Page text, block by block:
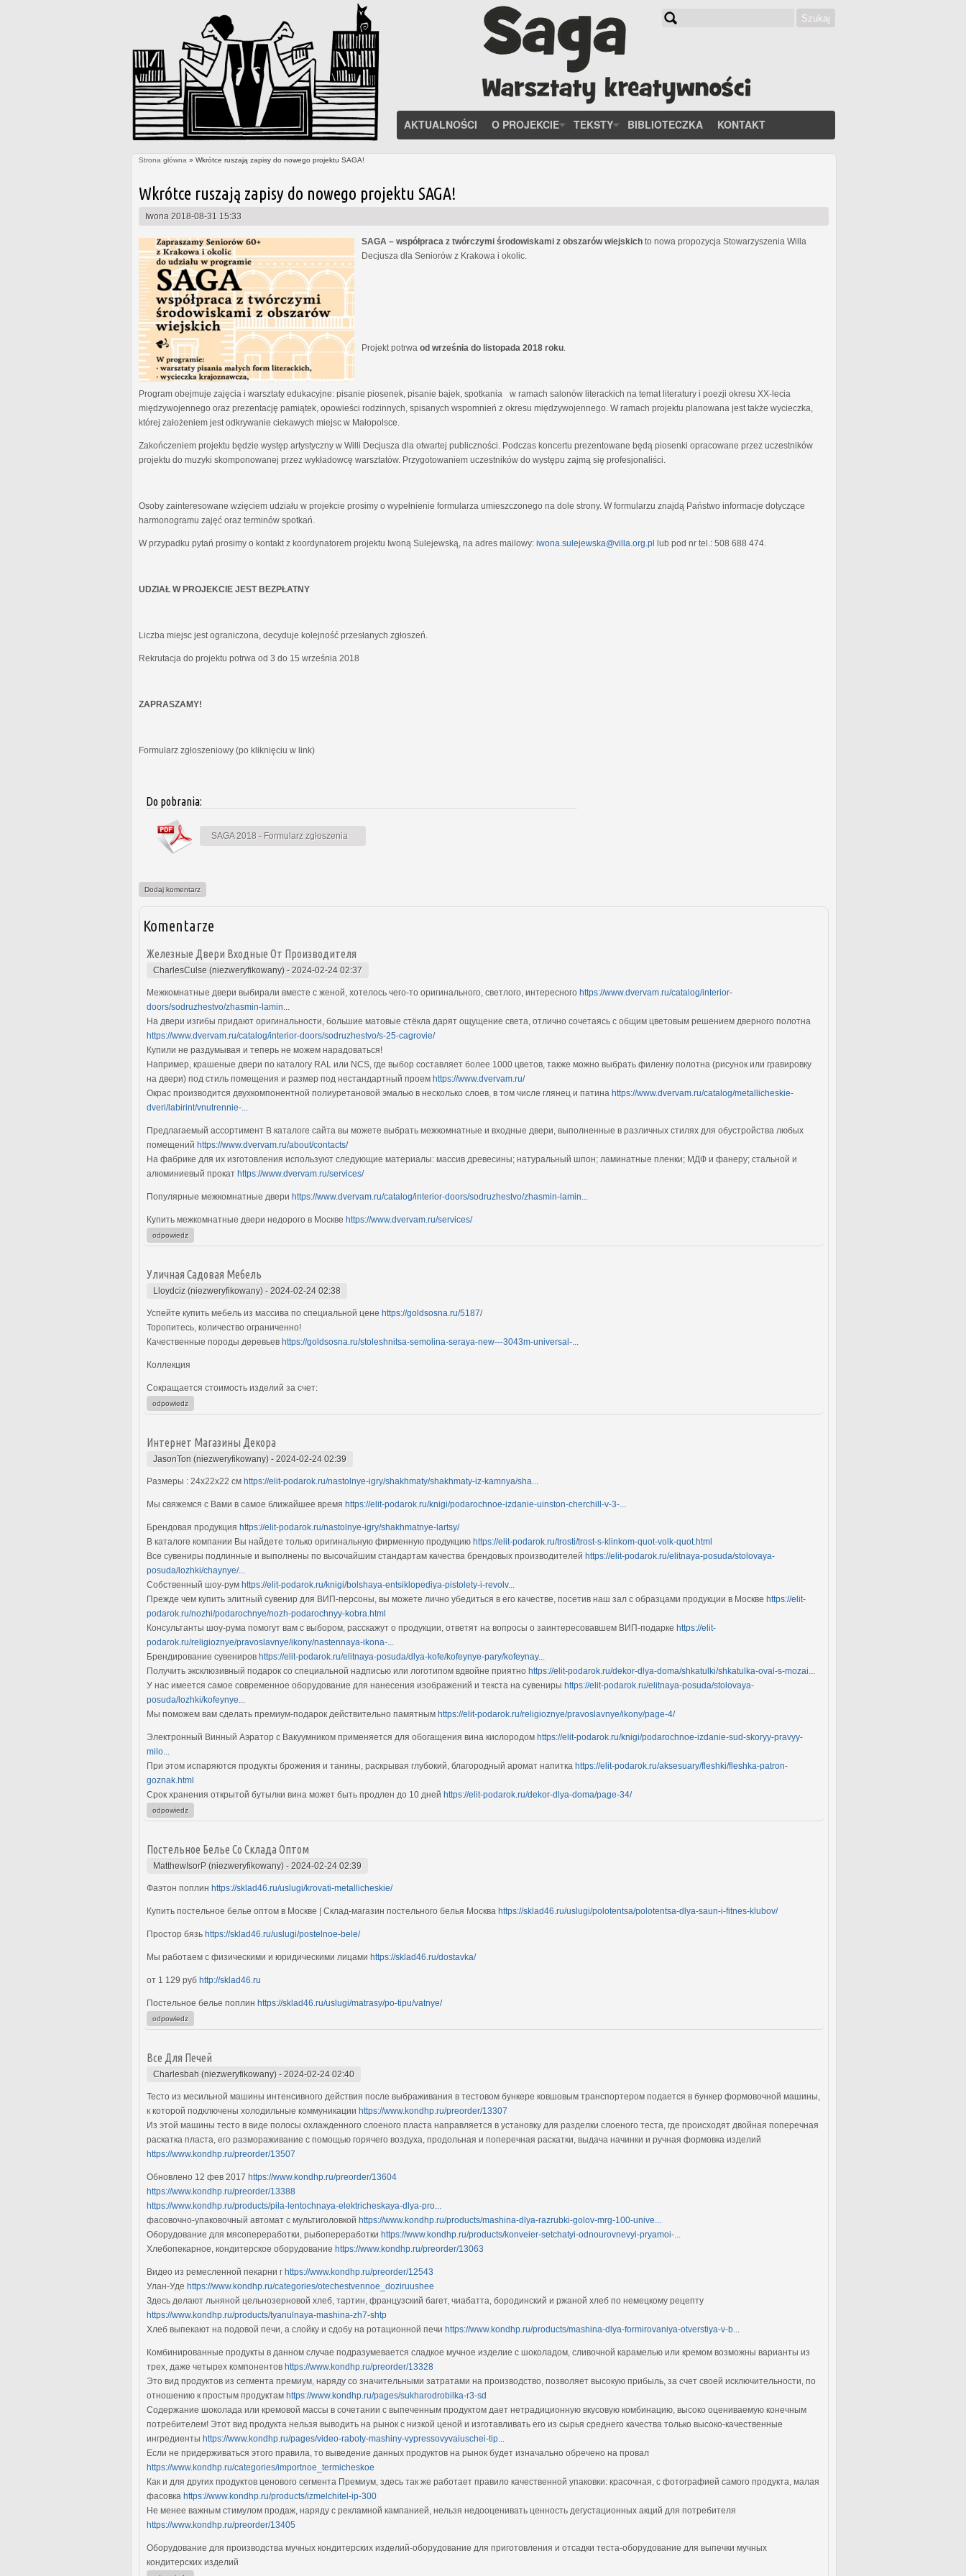
Szukaj
AKTUALNOŚCI O PROJEKCIE TEKSTY BIBLIOTECZKA KONTAKT
Strona główna » Wkrótce ruszają zapisy do nowego projektu SAGA!
Wkrótce ruszają zapisy do nowego projektu SAGA!
Iwona 2018-08-31 15:33
SAGA – współpraca z twórczymi środowiskami z obszarów wiejskich to nowa propozycja Stowarzyszenia Willa
Decjusza dla Seniorów z Krakowa i okolic.
Projekt potrwa od września do listopada 2018 roku
Program obejmuje zajęcia i warsztaty edukacyjne: pisanie piosenek, pisanie bajek, spotkania w ramach salonów literackich na temat literatury i poezji okresu XX-lecia
międzywojennego oraz prezentację pamiątek, opowieści rodzinnych, spisanych wspomnień z okresu międzywojennego. W ramach projektu planowana jest także wycieczka,
której założeniem jest odkrywanie ciekawych miejsc w Małopolsce.
Zakończeniem projektu będzie występ artystyczny w Willi Decjusza dla otwartej publiczności. Podczas koncertu prezentowane będą piosenki opracowane przez uczestników
projektu do muzyki skomponowanej przez wykładowcę warsztatów. Przygotowaniem uczestników do występu zajmą się profesjonaliści.
Osoby zainteresowane wzięciem udziału w projekcie prosimy o wypełnienie formularza umieszczonego na dole strony. W formularzu znajdą Państwo informacje dotyczące
harmonogramu zajęć oraz terminów spotkań.
W przypadku pytań prosimy o kontakt z koordynatorem projektu Iwoną Sulejewską, na adres mailowy: iwona.sulejewska@villa.org.pl lub pod nr tel.: 508 688 474.
UDZIAŁ W PROJEKCIE JEST BEZPŁATNY
Liczba miejsc jest ograniczona, decyduje kolejność przesłanych zgłoszeń.
Rekrutacja do projektu potrwa od 3 do 15 września 2018
ZAPRASZAMY!
Formularz zgłoszeniowy (po kliknięciu w link)
Do pobrania:
SAGA 2018 - Formularz zgłoszenia
Dodaj komentarz
Komentarze
Железные Двери Входные От Производителя
CharlesCulse (niezweryfikowany) - 2024-02-24 02:37
Межкомнатные двери выбирали вместе с женой, хотелось чего-то оригинального, светлого, интересного https://www.dvervam.ru/catalog/interior-
doors/sodruzhestvo/zhasmin-lamin...
На двери изгибы придают оригинальности, большие матовые стёкла дарят ощущение света, отлично сочетаясь с общим цветовым решением дверного полотна
https://www.dvervam.ru/catalog/interior-doors/sodruzhestvo/s-25-cagrovie/
Купили не раздумывая и теперь не можем нарадоваться!
Например, крашеные двери по каталогу RAL или NCS, где выбор составляет более 1000 цветов, также можно выбрать филенку полотна (рисунок или гравировку
на двери) под стиль помещения и размер под нестандартный проем https://www.dvervam.ru/
Окрас производится двухкомпонентной полиуретановой эмалью в несколько слоев, в том числе глянец и патина https://www.dvervam.ru/catalog/metallicheskie-
dveri/labirint/vnutrennie-...
Предлагаемый ассортимент В каталоге сайта вы можете выбрать межкомнатные и входные двери, выполненные в различных стилях для обустройства любых
помещений https://www.dvervam.ru/about/contacts/
На фабрике для их изготовления используют следующие материалы: массив древесины; натуральный шпон; ламинатные пленки; МДФ и фанеру; стальной и
алюминиевый прокат https://www.dvervam.ru/services/
Популярные межкомнатные двери https://www.dvervam.ru/catalog/interior-doors/sodruzhestvo/zhasmin-lamin...
Купить межкомнатные двери недорого в Москве https://www.dvervam.ru/services/
odpowiedz
Уличная Садовая Мебель
Lloydciz (niezweryfikowany) - 2024-02-24 02:38
Успейте купить мебель из массива по специальной цене https://goldsosna.ru/5187/
Торопитесь, количество ограниченно!
Качественные породы деревьев https://goldsosna.ru/stoleshnitsa-semolina-seraya-new---3043m-universal-...
Коллекция
Сокращается стоимость изделий за счет:
odpowiedz
Интернет Магазины Декора
JasonTon (niezweryfikowany) - 2024-02-24 02:39
Размеры : 24х22х22 см https://elit-podarok.ru/nastolnye-igry/shakhmaty/shakhmaty-iz-kamnya/sha...
Мы свяжемся с Вами в самое ближайшее время https://elit-podarok.ru/knigi/podarochnoe-izdanie-uinston-cherchill-v-3-...
Брендовая продукция https://elit-podarok.ru/nastolnye-igry/shakhmatnye-lartsy/
В каталоге компании Вы найдете только оригинальную фирменную продукцию https://elit-podarok.ru/trosti/trost-s-klinkom-quot-volk-quot.html
Все сувениры подлинные и выполнены по высочайшим стандартам качества брендовых производителей https://elit-podarok.ru/elitnaya-posuda/stolovaya-
posuda/lozhki/chaynye/...
Собственный шоу-рум https://elit-podarok.ru/knigi/bolshaya-entsiklopediya-pistolety-i-revolv...
Прежде чем купить элитный сувенир для ВИП-персоны, вы можете лично убедиться в его качестве, посетив наш зал с образцами продукции в Москве https://elit-
podarok.ru/nozhi/podarochnye/nozh-podarochnyy-kobra.html
Консультанты шоу-рума помогут вам с выбором, расскажут о продукции, ответят на вопросы о заинтересовавшем ВИП-подарке https://elit-
podarok.ru/religioznye/pravoslavnye/ikony/nastennaya-ikona-...
Брендирование сувениров https://elit-podarok.ru/elitnaya-posuda/dlya-kofe/kofeynye-pary/kofeynay...
Получить эксклюзивный подарок со специальной надписью или логотипом вдвойне приятно https://elit-podarok.ru/dekor-dlya-doma/shkatulki/shkatulka-oval-s-mozai...
У нас имеется самое современное оборудование для нанесения изображений и текста на сувениры https://elit-podarok.ru/elitnaya-posuda/stolovaya-
posuda/lozhki/kofeynye...
Мы поможем вам сделать премиум-подарок действительно памятным https://elit-podarok.ru/religioznye/pravoslavnye/ikony/page-4/
Электронный Винный Аэратор с Вакуумником применяется для обогащения вина кислородом https://elit-podarok.ru/knigi/podarochnoe-izdanie-sud-skoryy-pravyy-
milo...
При этом испаряются продукты брожения и танины, раскрывая глубокий, благородный аромат напитка https://elit-podarok.ru/aksesuary/fleshki/fleshka-patron-
goznak.html
Срок хранения открытой бутылки вина может быть продлен до 10 дней https://elit-podarok.ru/dekor-dlya-doma/page-34/
odpowiedz
Постельное Белье Со Склада Оптом
MatthewIsorP (niezweryfikowany) - 2024-02-24 02:39
Фаэтон поплин https://sklad46.ru/uslugi/krovati-metallicheskie/
Купить постельное белье оптом в Москве | Склад-магазин постельного белья Москва https://sklad46.ru/uslugi/polotentsa/polotentsa-dlya-saun-i-fitnes-klubov/
Простор бязь https://sklad46.ru/uslugi/postelnoe-bele/
Мы работаем с физическими и юридическими лицами https://sklad46.ru/dostavka/
от 1 129 руб http://sklad46.ru
Постельное белье поплин https://sklad46.ru/uslugi/matrasy/po-tipu/vatnye/
odpowiedz
Все Для Печей
Charlesbah (niezweryfikowany) - 2024-02-24 02:40
Тесто из месильной машины интенсивного действия после выбраживания в тестовом бункере ковшовым транспортером подается в бункер формовочной машины,
к которой подключены холодильные коммуникации https://www.kondhp.ru/preorder/13307
Из этой машины тесто в виде полосы охлажденного слоеного пласта направляется в установку для разделки слоеного теста, где происходят двойная поперечная
раскатка пласта, его размораживание с помощью горячего воздуха, продольная и поперечная раскатки, выдача начинки и ручная формовка изделий
https://www.kondhp.ru/preorder/13507
Обновлено 12 фев 2017 https://www.kondhp.ru/preorder/13604
https://www.kondhp.ru/preorder/13388
https://www.kondhp.ru/products/pila-lentochnaya-elektricheskaya-dlya-pro...
фасовочно-упаковочный автомат с мультиголовкой https://www.kondhp.ru/products/mashina-dlya-razrubki-golov-mrg-100-unive...
Оборудование для мясопереработки, рыбопереработки https://www.kondhp.ru/products/konveier-setchatyi-odnourovnevyi-pryamoi-...
Хлебопекарное, кондитерское оборудование https://www.kondhp.ru/preorder/13063
Видео из ремесленной пекарни г https://www.kondhp.ru/preorder/12543
Улан-Уде https://www.kondhp.ru/categories/otechestvennoe_doziruushee
Здесь делают льняной цельнозерновой хлеб, тартин, французский багет, чиабатта, бородинский и ржаной хлеб по немецкому рецепту
https://www.kondhp.ru/products/tyanulnaya-mashina-zh7-shtp
Хлеб выпекают на подовой печи, а слойку и сдобу на ротационной печи https://www.kondhp.ru/products/mashina-dlya-formirovaniya-otverstiya-v-b...
Комбинированные продукты в данном случае подразумевается сладкое мучное изделие с шоколадом, сливочной карамелью или кремом возможны варианты из
трех, даже четырех компонентов https://www.kondhp.ru/preorder/13328
Это вид продуктов из сегмента премиум, наряду со значительными затратами на производство, позволяет высокую прибыль, за счет своей исключительности, по
отношению к простым продуктам https://www.kondhp.ru/pages/sukharodrobilka-r3-sd
Содержание шоколада или кремовой массы в сочетании с выпеченным продуктом дает нетрадиционную вкусовую комбинацию, высоко оцениваемую конечным
потребителем! Этот вид продукта нельзя выводить на рынок с низкой ценой и изготавливать его из сырья среднего качества только высоко-качественные
ингредиенты https://www.kondhp.ru/pages/video-raboty-mashiny-vypressovyvaiuschei-tip...
Если не придерживаться этого правила, то выведение данных продуктов на рынок будет изначально обречено на провал
https://www.kondhp.ru/categories/importnoe_termicheskoe
Как и для других продуктов ценового сегмента Премиум, здесь так же работает правило качественной упаковки: красочная, с фотографией самого продукта, малая
фасовка https://www.kondhp.ru/products/izmelchitel-ip-300
Не менее важным стимулом продаж, наряду с рекламной кампанией, нельзя недооценивать ценность дегустационных акций для потребителя
https://www.kondhp.ru/preorder/13405
Оборудование для производства мучных кондитерских изделий-оборудование для приготовления и отсадки теста-оборудование для выпечки мучных
кондитерских изделий